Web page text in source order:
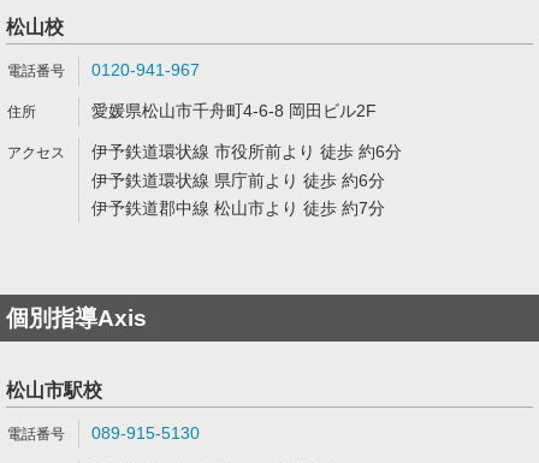
松山校
0120-941-967
愛媛県松山市千舟町4-6-8 岡田ビル2F
伊予鉄道環状線 市役所前より 徒歩 約6分
伊予鉄道環状線 県庁前より 徒歩 約6分
伊予鉄道郡中線 松山市より 徒歩 約7分
個別指導Axis
松山市駅校
089-915-5130